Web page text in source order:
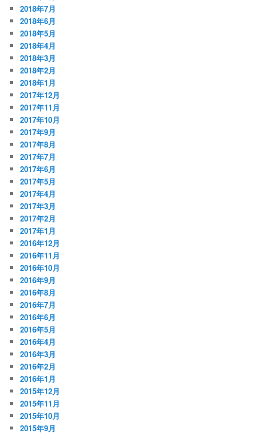
2018年7月
2018年6月
2018年5月
2018年4月
2018年3月
2018年2月
2018年1月
2017年12月
2017年11月
2017年10月
2017年9月
2017年8月
2017年7月
2017年6月
2017年5月
2017年4月
2017年3月
2017年2月
2017年1月
2016年12月
2016年11月
2016年10月
2016年9月
2016年8月
2016年7月
2016年6月
2016年5月
2016年4月
2016年3月
2016年2月
2016年1月
2015年12月
2015年11月
2015年10月
2015年9月